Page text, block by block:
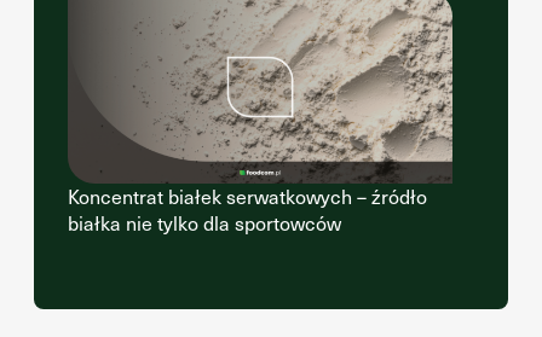
Koncentrat białek serwatkowych – źródło
białka nie tylko dla sportowców